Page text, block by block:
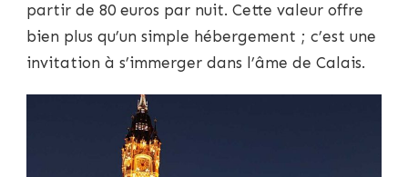
partir de 80 euros par nuit. Cette valeur offre
bien plus qu’un simple hébergement ; c’est une
invitation à s’immerger dans l’âme de Calais.